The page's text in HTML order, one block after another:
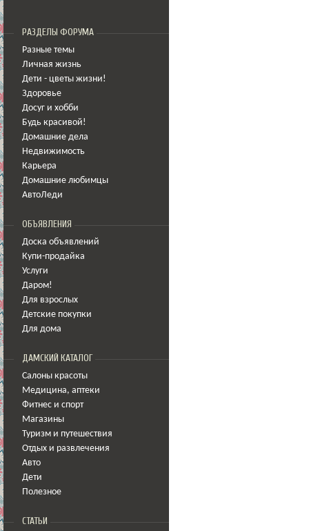
РАЗДЕЛЫ ФОРУМА
Разные темы
Личная жизнь
Дети - цветы жизни!
Здоровье
Досуг и хобби
Будь красивой!
Домашние дела
Недвижимость
Карьера
Домашние любимцы
АвтоЛеди
ОБЪЯВЛЕНИЯ
Доска объявлений
Купи-продайка
Услуги
Даром!
Для взрослых
Детские покупки
Для дома
ДАМСКИЙ КАТАЛОГ
Салоны красоты
Медицина, аптеки
Фитнес и спорт
Магазины
Туризм и путешествия
Отдых и развлечения
Авто
Дети
Полезное
СТАТЬИ